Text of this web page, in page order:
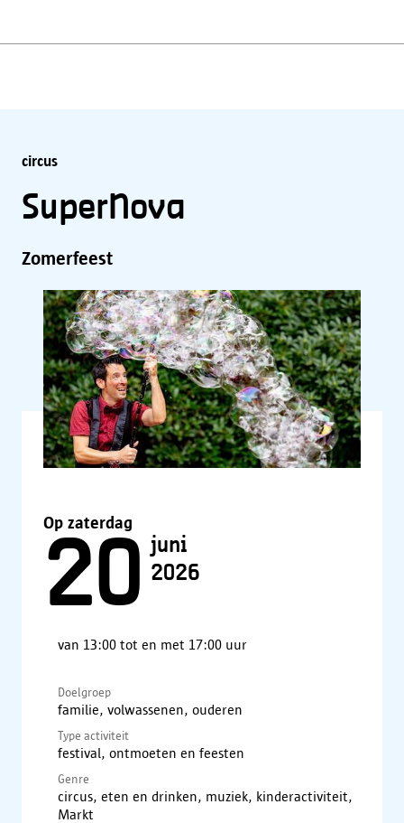
circus
SuperNova
Zomerfeest
Op zaterdag
20 juni
2026
van 13:00 tot en met 17:00 uur
Doelgroep
familie, volwassenen, ouderen
Type activiteit
festival, ontmoeten en feesten
Genre
circus, eten en drinken, muziek, kinderactiviteit,
Markt